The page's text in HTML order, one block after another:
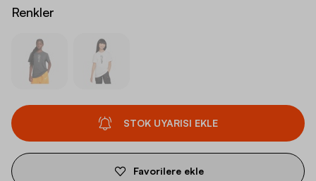
Renkler
STOK UYARISI EKLE
Favorilere ekle